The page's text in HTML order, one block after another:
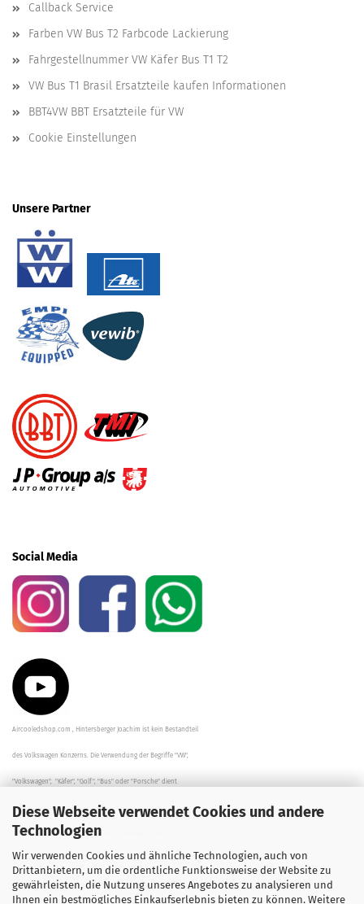
Diese Webseite verwendet Cookies und andere
Technologien
Wir verwenden Cookies und ähnliche Technologien, auch von
Drittanbietern, um die ordentliche Funktionsweise der Website zu
gewährleisten, die Nutzung unseres Angebotes zu analysieren und
Ihnen ein bestmögliches Einkaufserlebnis bieten zu können. Weitere
Callback Service
Farben VW Bus T2 Farbcode Lackierung
Fahrgestellnummer VW Käfer Bus T1 T2
VW Bus T1 Brasil Ersatzteile kaufen Informationen
BBT4VW BBT Ersatzteile für VW
Cookie Einstellungen
Unsere Partner
Social Media
Aircooledshop.com , Hintersberger Joachim ist kein Bestandteil
des Volkswagen Konzerns. Die Verwendung der Begriffe "VW",
"Volkswagen", "Käfer", "Golf", "Bus" oder "Porsche" dient
der Beschreibung der Teile und stellt in keinem Fall eine direkte
Verbindung zu dem Unternehmen "Volkswagen" her/da.
Die Beschreibungen, Zeichnungen und Angaben zur
Verwendung sind sorgfältig überprüft worden.